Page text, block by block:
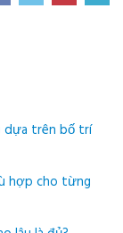
dựa trên bố trí
hợp cho từng